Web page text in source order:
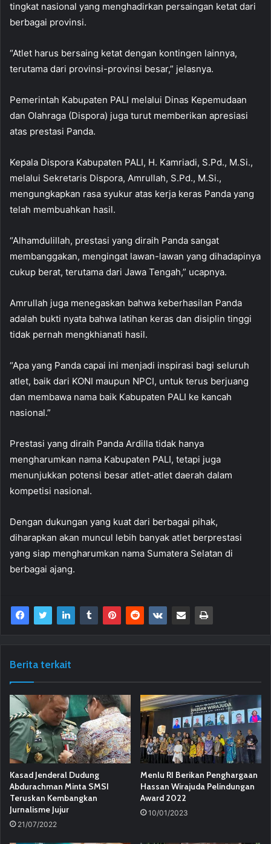
tingkat nasional yang menghadirkan persaingan ketat dari
berbagai provinsi.
“Atlet harus bersaing ketat dengan kontingen lainnya,
terutama dari provinsi-provinsi besar,” jelasnya.
Pemerintah Kabupaten PALI melalui Dinas Kepemudaan
dan Olahraga (Dispora) juga turut memberikan apresiasi
atas prestasi Panda.
Kepala Dispora Kabupaten PALI, H. Kamriadi, S.Pd., M.Si.,
melalui Sekretaris Dispora, Amrullah, S.Pd., M.Si.,
mengungkapkan rasa syukur atas kerja keras Panda yang
telah membuahkan hasil.
“Alhamdulillah, prestasi yang diraih Panda sangat
membanggakan, mengingat lawan-lawan yang dihadapinya
cukup berat, terutama dari Jawa Tengah,” ucapnya.
Amrullah juga menegaskan bahwa keberhasilan Panda
adalah bukti nyata bahwa latihan keras dan disiplin tinggi
tidak pernah mengkhianati hasil.
“Apa yang Panda capai ini menjadi inspirasi bagi seluruh
atlet, baik dari KONI maupun NPCI, untuk terus berjuang
dan membawa nama baik Kabupaten PALI ke kancah
nasional.”
Prestasi yang diraih Panda Ardilla tidak hanya
mengharumkan nama Kabupaten PALI, tetapi juga
menunjukkan potensi besar atlet-atlet daerah dalam
kompetisi nasional.
Dengan dukungan yang kuat dari berbagai pihak,
diharapkan akan muncul lebih banyak atlet berprestasi
yang siap mengharumkan nama Sumatera Selatan di
berbagai ajang.
Berita terkait
Kasad Jenderal Dudung
Abdurachman Minta SMSI
Teruskan Kembangkan
Jurnalisme Jujur
21/07/2022
Menlu RI Berikan Penghargaan
Hassan Wirajuda Pelindungan
Award 2022
10/01/2023